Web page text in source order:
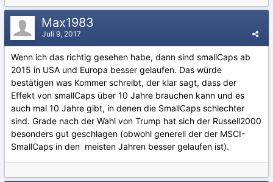
Max1983
Juli 9, 2017
Wenn ich das richtig gesehen habe, dann sind smallCaps ab
2015 in USA und Europa besser gelaufen. Das würde
bestätigen was Kommer schreibt, der klar sagt, dass der
Effekt von smallCaps über 10 Jahre brauchen kann und es
auch mal 10 Jahre gibt, in denen die SmallCaps schlechter
sind. Grade nach der Wahl von Trump hat sich der Russell2000
besonders gut geschlagen (obwohl generell der der MSCI-
SmallCaps in den meisten Jahren besser gelaufen ist).